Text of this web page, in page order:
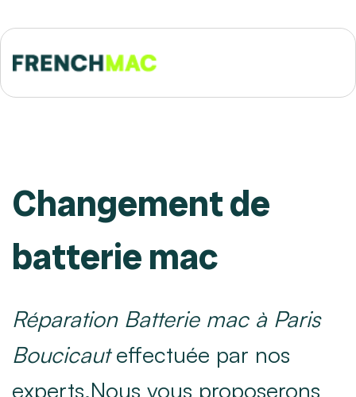
Changement de
batterie mac
Réparation Batterie mac à Paris
Boucicauteffectuée par nos
experts.Nous vous proposerons